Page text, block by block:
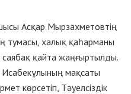
Асқар Мырзахметовтің
тумасы, халық қаһарманы
қайта жаңғыртылды.
мақсаты
көрсетіп, Тәуелсіздік